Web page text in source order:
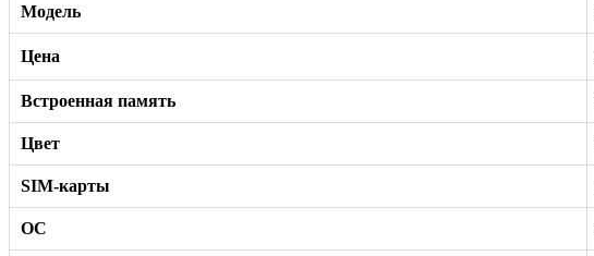
Модель
Цена
Встроенная память
Цвет
SIM-карты
ОС